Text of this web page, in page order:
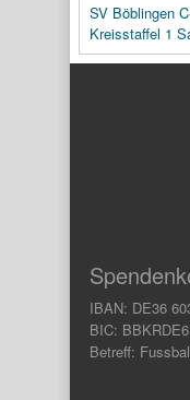
SV Böblingen
Kreisstaffel 1
IBAN: DE36
BIC:
Betreff: